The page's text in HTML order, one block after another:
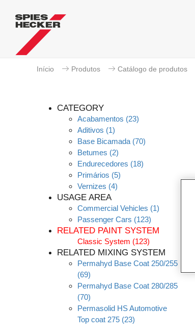
Início Produtos Catálogo de produtos
CATEGORY
Acabamentos (23)
Aditivos (1)
Base Bicamada (70)
Betumes (2)
Endurecedores (18)
Primários (5)
Vernizes (4)
USAGE AREA
Commercial Vehicles (1)
Passenger Cars (123)
RELATED PAINT SYSTEM
Classic System (123)
RELATED MIXING SYSTEM
Permahyd Base Coat 250/255
(69)
Permahyd Base Coat 280/285
(70)
Permasolid HS Automotive
Top coat 275 (23)